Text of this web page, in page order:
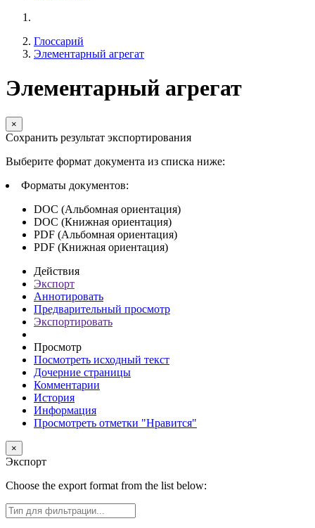
Глоссарий
Элементарный агрегат
Элементарный агрегат
×
Сохранить результат экспортирования
Выберите формат документа из списка ниже:
Форматы документов:
DOC (Альбомная ориентация)
DOC (Книжная ориентация)
PDF (Альбомная ориентация)
PDF (Книжная ориентация)
Действия
Экспорт
Аннотировать
Предварительный просмотр
Экспортировать
Просмотр
Посмотреть исходный текст
Дочерние страницы
Комментарии
История
Информация
Просмотреть отметки "Нравится"
×
Экспорт
Choose the export format from the list below:
Filter